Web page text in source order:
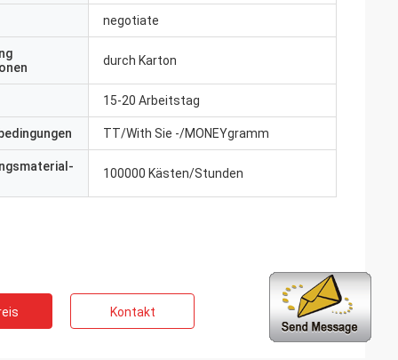
negotiate
durch Karton
15-20 Arbeitstag
TT/With Sie -/MONEYgramm
100000 Kästen/Stunden
Kontakt